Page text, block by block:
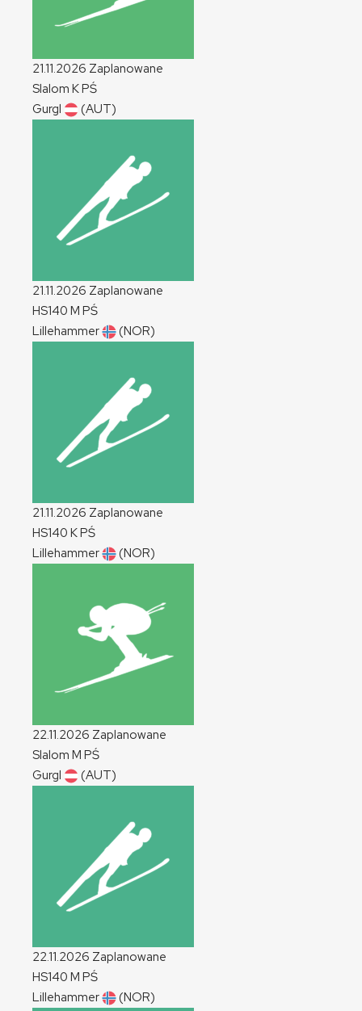
21.11.2026 Zaplanowane
Slalom KPŚ
Gurgl
(AUT)
21.11.2026 Zaplanowane
HS140 M PŚ
Lillehammer
(NOR)
21.11.2026 Zaplanowane
HS140 KPŚ
Lillehammer
(NOR)
22.11.2026 Zaplanowane
Slalom M PŚ
Gurgl
(AUT)
22.11.2026 Zaplanowane
HS140 M PŚ
Lillehammer
(NOR)